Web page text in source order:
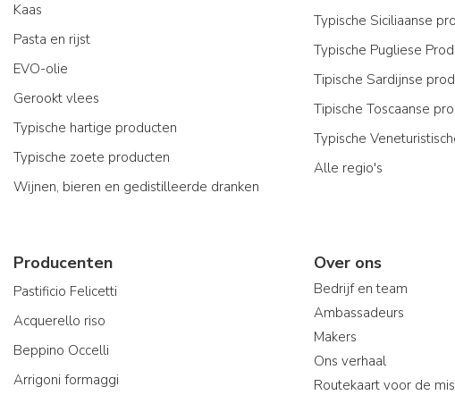
Kaas
Pasta en rijst
EVO-olie
Gerookt vlees
Typische hartige producten
Typische zoete producten
Wijnen, bieren en gedistilleerde dranken
Typische Siciliaanse
Typische Pugliese
Tipische Sardijnse
Tipische Toscaanse
Typische
Alle regio's
Producenten
Pastificio Felicetti
Acquerello riso
Beppino Occelli
Arrigoni formaggi
Over ons
Bedrijf en team
Ambassadeurs
Makers
Ons verhaal
Routekaart voor de